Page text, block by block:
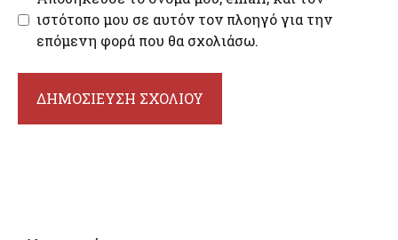
ιστότοπο μου σε αυτόν τον πλοηγό για την
επόμενη φορά που θα σχολιάσω.